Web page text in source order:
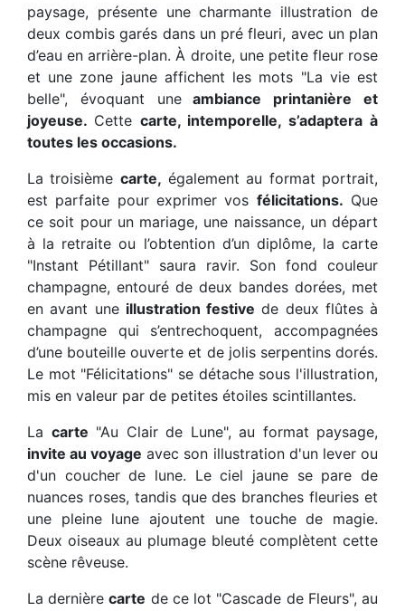
paysage, présente une charmante illustration de
deux combis garés dans un pré fleuri, avec un plan
d’eau en arrière-plan. À droite, une petite fleur rose
et une zone jaune affichent les mots "La vie est
belle", évoquant uneambiance printanière et
joyeuse. Cette carte, intemporelle, s’adaptera à
toutes les occasions.
La troisième carte, également au format portrait,
est parfaite pour exprimer vos félicitations. Que
ce soit pour un mariage, une naissance, un départ
à la retraite ou l’obtention d’un diplôme, la carte
"Instant Pétillant" saura ravir. Son fond couleur
champagne, entouré de deux bandes dorées, met
en avant une illustration festive de deux flûtes à
champagne qui s’entrechoquent, accompagnées
d’une bouteille ouverte et de jolis serpentins dorés.
Le mot "Félicitations" se détache sous l'illustration,
mis en valeur par de petites étoiles scintillantes.
La carte "Au Clair de Lune", au format paysage,
invite au voyage avec son illustration d'un lever ou
d'un coucher de lune. Le ciel jaune se pare de
nuances roses, tandis que des branches fleuries et
une pleine lune ajoutent une touche de magie.
Deux oiseaux au plumage bleuté complètent cette
scène rêveuse.
La dernièrecarte de ce lot "Cascade de Fleurs", au